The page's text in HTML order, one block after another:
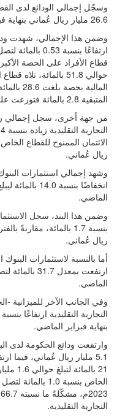
26.6 مليار ريال عُماني بنهاية فبراير الماضي.
وضمن هذا الإجمالي، شهدت
قطاع الأفراد على الحصة
حوالي 51.8 بالمائة،
المتبقية 2.8 بالمائة فتوزعت على قطاعات أخرى.
من جهة أخرى، سجل إجمالي
ريال عُماني.
وشهد إجمالي استثمارات البنوك
الماضي.
وضمن هذا البند، سجل
ريال عُماني.
أما بالنسبة لاستثمارات البنوك
الماضي.
وفي الجانب الآخر للميزانية
بنهاية فبراير الماضي.
5.1 مليار ريال عُماني،
21
التجارية التقليدية.